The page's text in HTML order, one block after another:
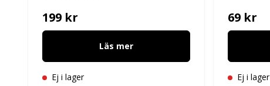
199 kr
Läs mer
Ej i lager
69 kr
Ej i lager